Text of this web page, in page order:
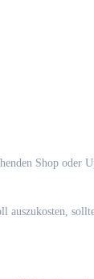
Shop oder